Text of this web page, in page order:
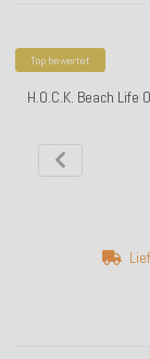
Top bewertet
H.O.C.K. Beach